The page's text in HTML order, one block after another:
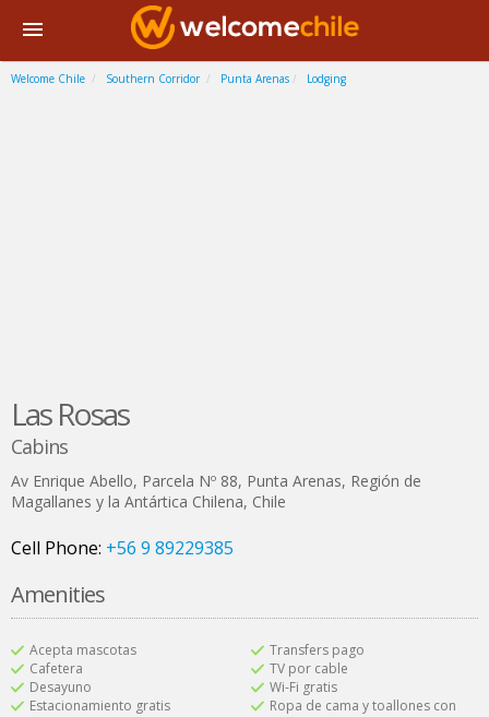
Welcome Chile Southern Corridor Punta Arenas Lodging
Las Rosas
Cabins
Av Enrique Abello, Parcela Nº 88, Punta Arenas, Región de
Magallanes y la Antártica Chilena, Chile
Cell Phone: +56 9 89229385
Amenities
Acepta mascotas
Cafetera
Desayuno
Estacionamiento gratis
Transfers pago
TV por cable
Wi-Fi gratis
Ropa de cama y toallones con